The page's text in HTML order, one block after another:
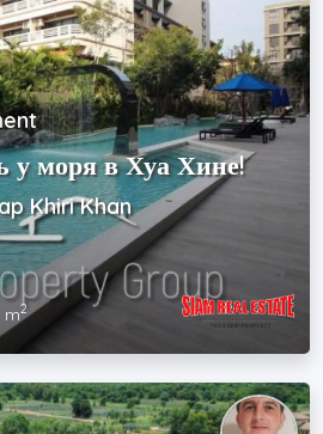
у моря в Хуа Хине!
Khiri Khan
m2